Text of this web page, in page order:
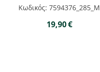
Κωδικός: 7594376_285_M
19,90€